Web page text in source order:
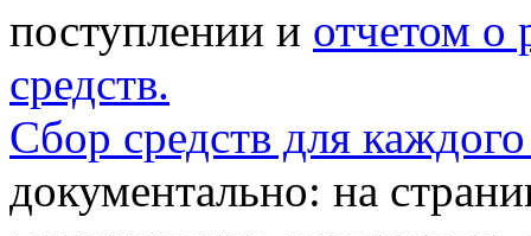
поступлении и отчетом о
средств.
Сбор средств для
документально: на